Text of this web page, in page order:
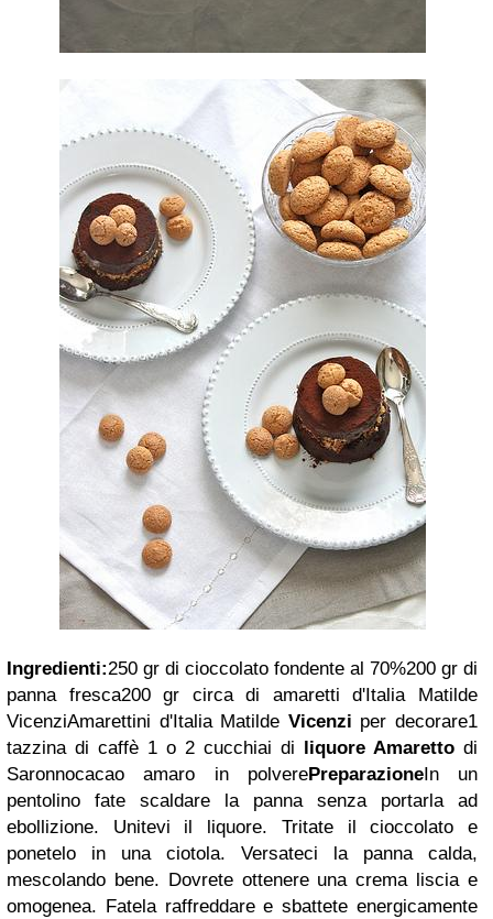
Ingredienti:250 gr di cioccolato fondente al 70%200 gr di
panna fresca200 gr circa di amaretti d'Italia Matilde
VicenziAmarettini d'Italia Matilde Vicenzi per decorare1
tazzina di caffè 1 o 2 cucchiai di liquore Amaretto di
Saronnocacao amaro in polverePreparazioneIn un
pentolino fate scaldare la panna senza portarla ad
ebollizione. Unitevi il liquore. Tritate il cioccolato e
ponetelo in una ciotola. Versateci la panna calda,
mescolando bene. Dovrete ottenere una crema liscia e
omogenea. Fatela raffreddare e sbattete energicamente